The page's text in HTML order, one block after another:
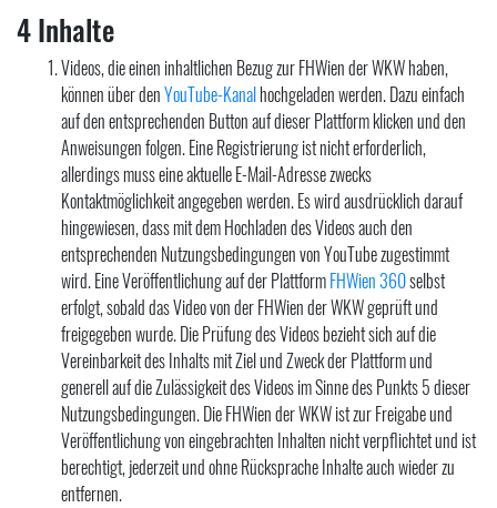
4 Inhalte
Videos, die einen inhaltlichen Bezug zur FHWien der WKW haben,
können über denYouTube-Kanalhochgeladen werden. Dazu einfach
auf den entsprechenden Button auf dieser Plattform klicken und den
Anweisungen folgen. Eine Registrierung ist nicht erforderlich,
allerdings muss eine aktuelle E-Mail-Adresse zwecks
Kontaktmöglichkeit angegeben werden. Es wird ausdrücklich darauf
hingewiesen, dass mit dem Hochladen des Videos auch den
entsprechenden Nutzungsbedingungen von YouTube zugestimmt
wird. Eine Veröffentlichung auf der PlattformFHWien 360selbst
erfolgt, sobald das Video von der FHWien der WKW geprüft und
freigegeben wurde. Die Prüfung des Videos bezieht sich auf die
Vereinbarkeit des Inhalts mit Ziel und Zweck der Plattform und
generell auf die Zulässigkeit des Videos im Sinne des Punkts 5 dieser
Nutzungsbedingungen. Die FHWien der WKW ist zur Freigabe und
Veröffentlichung von eingebrachten Inhalten nicht verpflichtet und ist
berechtigt, jederzeit und ohne Rücksprache Inhalte auch wieder zu
entfernen.